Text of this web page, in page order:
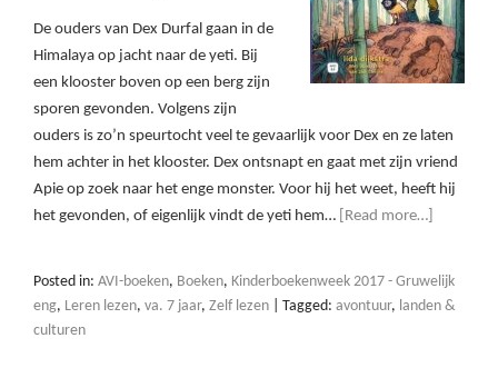
De ouders van Dex Durfal gaan in de
Himalaya op jacht naar de yeti. Bij
een klooster boven op een berg zijn
sporen gevonden. Volgens zijn
ouders is zo’n speurtocht veel te gevaarlijk voor Dex en ze laten
hem achter in het klooster. Dex ontsnapt en gaat met zijn vriend
Apie op zoek naar het enge monster. Voor hij het weet, heeft hij
het gevonden, of eigenlijk vindt de yeti hem… [Read more…]
Posted in: AVI-boeken, Boeken, Kinderboekenweek 2017 - Gruwelijk
eng, Leren lezen, va. 7 jaar, Zelf lezen Tagged: avontuur, landen &
culturen